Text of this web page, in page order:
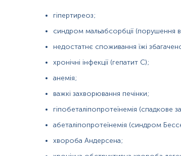
Інтерферуючі чинники
Інтерпретація
Atherogenic lipoprotein.
Показання до призначення
Клінічні скарги та симптоми: біль у грудях,
гіпертиреоз;
синдром мальабсорбції (порушення
недостатнє споживання їжі
хронічні інфекції (гепатит С);
анемія;
важкі захворювання печінки;
гіпобеталіпопротеїнемія
абеталіпопротеїнемія (синдром
хвороба Андерсена;